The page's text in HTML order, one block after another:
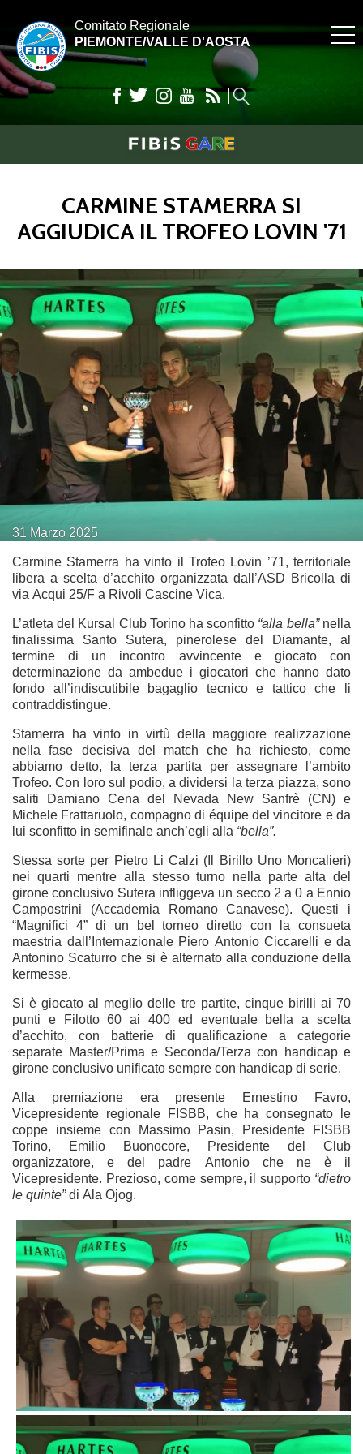
Comitato Regionale
PIEMONTE/VALLE D'AOSTA
CARMINE STAMERRA SI
AGGIUDICA IL TROFEO LOVIN '71
31 Marzo 2025
Carmine Stamerra ha vinto il Trofeo Lovin ’71, territoriale
libera a scelta d’acchito organizzata dall’ASD Bricolla di
via Acqui 25/F a Rivoli Cascine Vica.
L’atleta del Kursal Club Torino ha sconfitto “alla bella” nella
finalissima Santo Sutera, pinerolese del Diamante, al
termine di un incontro avvincente e giocato con
determinazione da ambedue i giocatori che hanno dato
fondo all’indiscutibile bagaglio tecnico e tattico che li
contraddistingue.
Stamerra ha vinto in virtù della maggiore realizzazione
nella fase decisiva del match che ha richiesto, come
abbiamo detto, la terza partita per assegnare l’ambito
Trofeo. Con loro sul podio, a dividersi la terza piazza, sono
saliti Damiano Cena del Nevada New Sanfrè (CN) e
Michele Frattaruolo, compagno di équipe del vincitore e da
lui sconfitto in semifinale anch’egli alla “bella”.
Stessa sorte per Pietro Li Calzi (Il Birillo Uno Moncalieri)
nei quarti mentre alla stesso turno nella parte alta del
girone conclusivo Sutera infliggeva un secco 2 a 0 a Ennio
Campostrini (Accademia Romano Canavese). Questi i
“Magnifici 4” di un bel torneo diretto con la consueta
maestria dall’Internazionale Piero Antonio Ciccarelli e da
Antonino Scaturro che si è alternato alla conduzione della
kermesse.
Si è giocato al meglio delle tre partite, cinque birilli ai 70
punti e Filotto 60 ai 400 ed eventuale bella a scelta
d’acchito, con batterie di qualificazione a categorie
separate Master/Prima e Seconda/Terza con handicap e
girone conclusivo unificato sempre con handicap di serie.
Alla premiazione era presente Ernestino Favro,
Vicepresidente regionale FISBB, che ha consegnato le
coppe insieme con Massimo Pasin, Presidente FISBB
Torino, Emilio Buonocore, Presidente del Club
organizzatore, e del padre Antonio che ne è il
Vicepresidente. Prezioso, come sempre, il supporto “dietro
le quinte”di Ala Ojog.